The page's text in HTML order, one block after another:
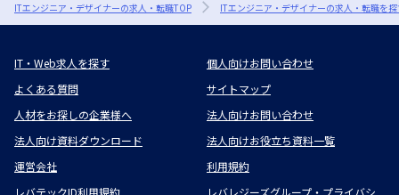
ITエンジニア・デザイナーの求人・転職TOP ITエンジニア・デザイナーの求人・転職を
IT・Web求人を探す
個人向けお問い合わせ
よくある質問
サイトマップ
人材をお探しの企業様へ
法人向けお問い合わせ
法人向け資料ダウンロード
法人向けお役立ち資料一覧
運営会社
利用規約
レバテックID利用規約
レバレジーズグループ・プライバシ